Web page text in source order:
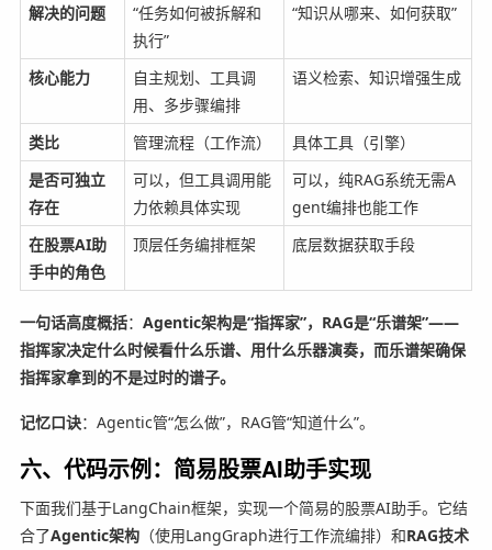
解决的问题
“任务如何被拆解和
执行”
“知识从哪来、如何获取”
核心能力
自主规划、工具调
用、多步骤编排
语义检索、知识增强生成
类比 管理流程（工作流）
具体工具（引擎）
是否可独立
存在
可以，但工具调用能
力依赖具体实现
可以，纯RAG系统无需A
gent编排也能工作
在股票AI助
手中的角色
顶层任务编排框架 底层数据获取手段
一句话高度概括： Agentic架构是“指挥家”，RAG是“乐谱架”——
指挥家决定什么时候看什么乐谱、用什么乐器演奏，而乐谱架确保
指挥家拿到的不是过时的谱子。
记忆口诀：Agentic管“怎么做”，RAG管“知道什么”。
六、代码示例：简易股票AI助手实现
下面我们基于LangChain框架，实现一个简易的股票AI助手。它结
合了Agentic架构（使用LangGraph进行工作流编排）和RAG技术